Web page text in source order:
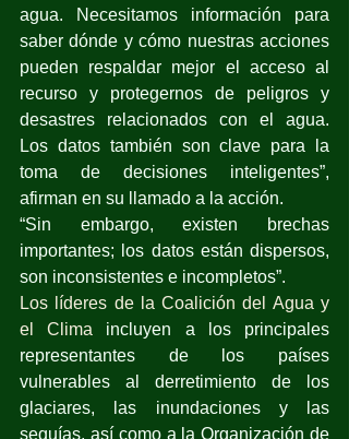
agua. Necesitamos información para
saber dónde y cómo nuestras acciones
pueden respaldar mejor el acceso al
recurso y protegernos de peligros y
desastres relacionados con el agua.
Los datos también son clave para la
toma de decisiones inteligentes”,
afirman en su llamado a la acción.
“Sin embargo, existen brechas
importantes; los datos están dispersos,
son inconsistentes e incompletos”.
Los líderes de la Coalición del Agua y
el Clima incluyen a los principales
representantes de los países
vulnerables al derretimiento de los
glaciares, las inundaciones y las
sequías, así como a la Organización de